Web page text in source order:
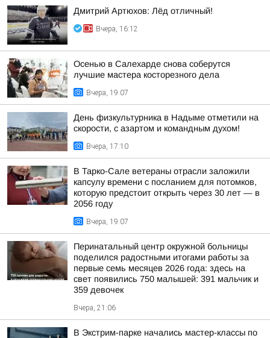
Дмитрий Артюхов: Лёд отличный!
Вчера, 16:12
Осенью в Салехарде снова соберутся
лучшие мастера косторезного дела
Вчера, 19:07
День физкультурника в Надыме отметили на
скорости, с азартом и командным духом!
Вчера, 17:10
В Тарко-Сале ветераны отрасли заложили
капсулу времени с посланием для потомков,
которую предстоит открыть через 30 лет — в
2056 году
Вчера, 19:07
Перинатальный центр окружной больницы
поделился радостными итогами работы за
первые семь месяцев 2026 года: здесь на
свет появились 750 малышей: 391 мальчик и
359 девочек
Вчера, 21:06
В Экстрим-парке начались мастер-классы по